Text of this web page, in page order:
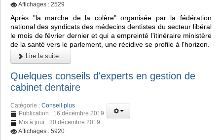
Affichages : 2529
Après "la marche de la colère" organisée par la fédération
national des syndicats des médecins dentistes du secteur libéral
le mois de février dernier et qui a empreinté l'itinéraire ministère
de la santé vers le parlement, une récidive se profile à l'horizon.
Lire la suite...
Quelques conseils d'experts en gestion de
cabinet dentaire
Catégorie : Conseil plus
Publication : 16 décembre 2019
Mis à jour : 30 décembre 2019
Affichages : 5920